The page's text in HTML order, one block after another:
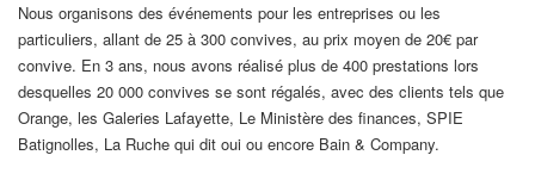
Nous organisons des événements pour les entreprises ou les
particuliers, allant de 25 à 300 convives, au prix moyen de 20€ par
convive. En 3 ans, nous avons réalisé plus de 400 prestations lors
desquelles 20 000 convives se sont régalés, avec des clients tels que
Orange, les Galeries Lafayette, Le Ministère des finances, SPIE
Batignolles, La Ruche qui dit oui ou encore Bain & Company.